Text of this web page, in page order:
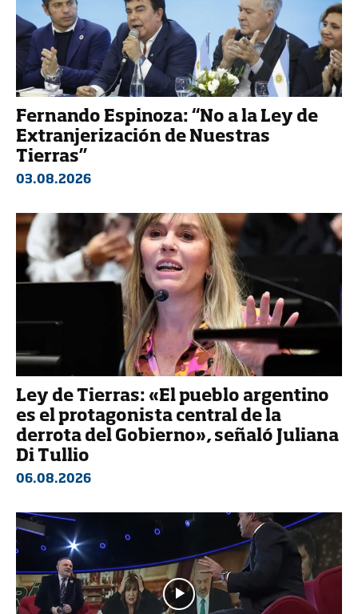
Fernando Espinoza: “No a la Ley de
Extranjerización de Nuestras
Tierras”
03.08.2026
Ley de Tierras: «El pueblo argentino
es el protagonista central de la
derrota del Gobierno», señaló Juliana
Di Tullio
06.08.2026